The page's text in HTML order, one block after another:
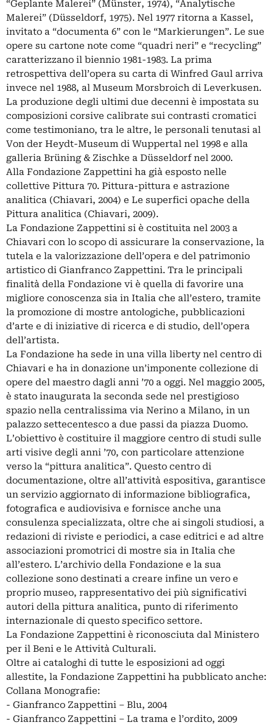
“Geplante Malerei” (Münster, 1974), “Analytische
Malerei” (Düsseldorf, 1975). Nel 1977 ritorna a Kassel,
invitato a “documenta 6” con le “Markierungen”. Le sue
opere su cartone note come “quadri neri” e “recycling”
caratterizzano il biennio 1981-1983. La prima
retrospettiva dell’opera su carta di Winfred Gaul arriva
invece nel 1988, al Museum Morsbroich di Leverkusen.
La produzione degli ultimi due decenni è impostata su
composizioni corsive calibrate sui contrasti cromatici
come testimoniano, tra le altre, le personali tenutasi al
Von der Heydt-Museum di Wuppertal nel 1998 e alla
galleria Brüning & Zischke a Düsseldorf nel 2000.
Alla Fondazione Zappettini ha già esposto nelle
collettive Pittura 70. Pittura-pittura e astrazione
analitica (Chiavari, 2004) e Le superfici opache della
Pittura analitica (Chiavari, 2009).
La Fondazione Zappettini si è costituita nel 2003 a
Chiavari con lo scopo di assicurare la conservazione, la
tutela e la valorizzazione dell’opera e del patrimonio
artistico di Gianfranco Zappettini. Tra le principali
finalità della Fondazione vi è quella di favorire una
migliore conoscenza sia in Italia che all’estero, tramite
la promozione di mostre antologiche, pubblicazioni
d’arte e di iniziative di ricerca e di studio, dell’opera
dell’artista.
La Fondazione ha sede in una villa liberty nel centro di
Chiavari e ha in donazione un’imponente collezione di
opere del maestro dagli anni ’70 a oggi. Nel maggio 2005,
è stato inaugurata la seconda sede nel prestigioso
spazio nella centralissima via Nerino a Milano, in un
palazzo settecentesco a due passi da piazza Duomo.
L’obiettivo è costituire il maggiore centro di studi sulle
arti visive degli anni ’70, con particolare attenzione
verso la “pittura analitica”. Questo centro di
documentazione, oltre all’attività espositiva, garantisce
un servizio aggiornato di informazione bibliografica,
fotografica e audiovisiva e fornisce anche una
consulenza specializzata, oltre che ai singoli studiosi, a
redazioni di riviste e periodici, a case editrici e ad altre
associazioni promotrici di mostre sia in Italia che
all’estero. L’archivio della Fondazione e la sua
collezione sono destinati a creare infine un vero e
proprio museo, rappresentativo dei più significativi
autori della pittura analitica, punto di riferimento
internazionale di questo specifico settore.
La Fondazione Zappettini è riconosciuta dal Ministero
per il Beni e le Attività Culturali.
Oltre ai cataloghi di tutte le esposizioni ad oggi
allestite, la Fondazione Zappettini ha pubblicato anche:
Collana Monografie:
- Gianfranco Zappettini – Blu, 2004
- Gianfranco Zappettini – La trama e l’ordito, 2009